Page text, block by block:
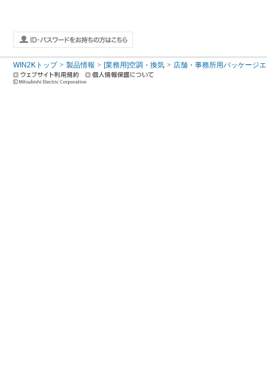
WIN2Kトップ 製品情報 [業務用]空調・換気 店舗・事務所用パッケージ